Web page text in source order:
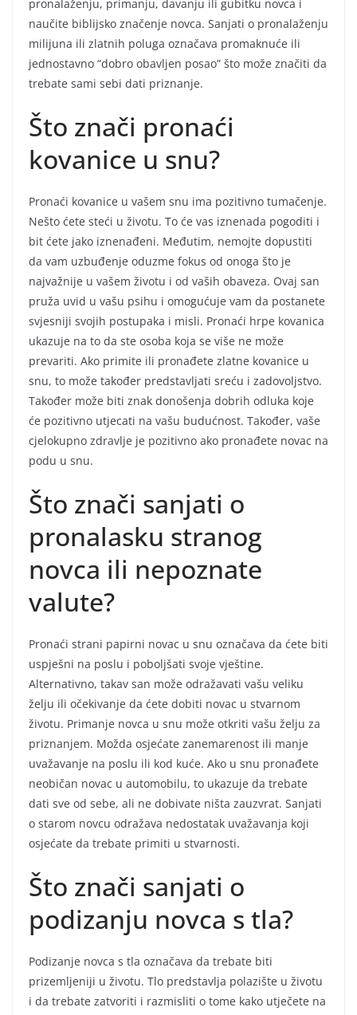
pronalaženju, primanju, davanju ili gubitku novca i
naučite biblijsko značenje novca. Sanjati o pronalaženju
milijuna ili zlatnih poluga označava promaknuće ili
jednostavno “dobro obavljen posao” što može značiti da
trebate sami sebi dati priznanje.
Što znači pronaći
kovanice u snu?
Pronaći kovanice u vašem snu ima pozitivno tumačenje.
Nešto ćete steći u životu. To će vas iznenada pogoditi i
bit ćete jako iznenađeni. Međutim, nemojte dopustiti
da vam uzbuđenje oduzme fokus od onoga što je
najvažnije u vašem životu i od vaših obaveza. Ovaj san
pruža uvid u vašu psihu i omogućuje vam da postanete
svjesniji svojih postupaka i misli. Pronaći hrpe kovanica
ukazuje na to da ste osoba koja se više ne može
prevariti. Ako primite ili pronađete zlatne kovanice u
snu, to može također predstavljati sreću i zadovoljstvo.
Također može biti znak donošenja dobrih odluka koje
će pozitivno utjecati na vašu budućnost. Također, vaše
cjelokupno zdravlje je pozitivno ako pronađete novac na
podu u snu.
Što znači sanjati o
pronalasku stranog
novca ili nepoznate
valute?
Pronaći strani papirni novac u snu označava da ćete biti
uspješni na poslu i poboljšati svoje vještine.
Alternativno, takav san može odražavati vašu veliku
želju ili očekivanje da ćete dobiti novac u stvarnom
životu. Primanje novca u snu može otkriti vašu želju za
priznanjem. Možda osjećate zanemarenost ili manje
uvažavanje na poslu ili kod kuće. Ako u snu pronađete
neobičan novac u automobilu, to ukazuje da trebate
dati sve od sebe, ali ne dobivate ništa zauzvrat. Sanjati
o starom novcu odražava nedostatak uvažavanja koji
osjećate da trebate primiti u stvarnosti.
Što znači sanjati o
podizanju novca s tla?
Podizanje novca s tla označava da trebate biti
prizemljeniji u životu. Tlo predstavlja polazište u životu
i da trebate zatvoriti i razmisliti o tome kako utječete na